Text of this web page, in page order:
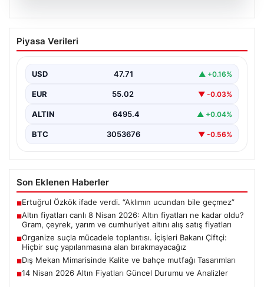
05.08.2026
Altın fiyatları canlı 8 Nisan 2026: Altın
fiyatları ne kadar oldu? Gram, çeyrek,
fiyatları
Piyasa Verileri
USD 47.71 ▲ +0.16%
EUR 55.02 ▼ -0.03%
ALTIN 6495.4 ▲ +0.04%
BTC 3053676 ▼ -0.56%
Son Eklenen Haberler
■Ertuğrul Özkök ifade verdi. “Aklımın ucundan bile geçmez”
■Altın fiyatları canlı 8 Nisan 2026: Altın fiyatları ne kadar oldu?
Gram, çeyrek, yarım ve cumhuriyet altını alış satış fiyatları
■Organize suçla mücadele toplantısı. İçişleri Bakanı Çiftçi:
Hiçbir suç yapılanmasına alan bırakmayacağız
■Dış Mekan Mimarisinde Kalite ve bahçe mutfağı Tasarımları
■14 Nisan 2026 Altın Fiyatları Güncel Durumu ve Analizler